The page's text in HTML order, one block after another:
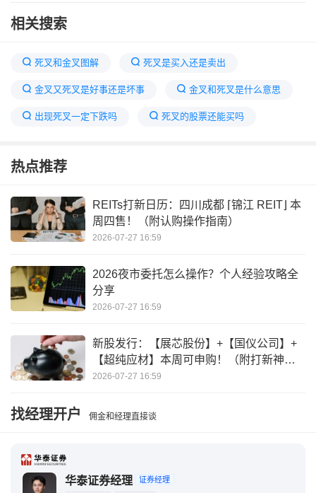
相关搜索
死叉和金叉图解 死叉是买入还是卖出
金叉又死叉是好事还是坏事 金叉和死叉是什么意思
出现死叉一定下跌吗 死叉的股票还能买吗
金叉和财、龙、死叉的寓意
金叉和死叉在哪个指标中最常见
金叉和死叉哪个是买入信号 金叉和死叉的判断标准
热点推荐
REITs打新日历：四川成都 ⌈锦江 REIT⌋ 本
周四售！（附认购操作指南）
2026-07-27 16:59
2026夜市委托怎么操作？个人经验攻略全
分享
2026-07-27 16:59
新股发行：【展芯股份】+【国仪公司】+
【超纯应材】本周可申购！（附打新神
器）
2026-07-27 16:59
找经理开户 佣金和经理直接谈
华泰证券经理 证券经理